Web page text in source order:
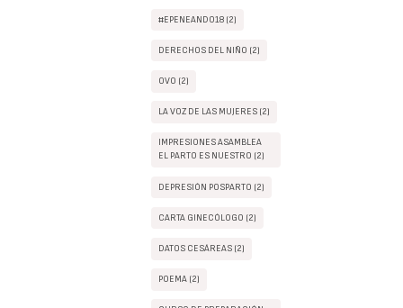
#EPENEANDO18 (2)
DERECHOS DEL NIÑO (2)
OVO (2)
LA VOZ DE LAS MUJERES (2)
IMPRESIONES ASAMBLEA
EL PARTO ES NUESTRO (2)
DEPRESIÓN POSPARTO (2)
CARTA GINECÓLOGO (2)
DATOS CESÁREAS (2)
POEMA (2)